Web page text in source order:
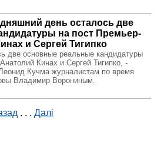
день осталось две
на пост Премьер-
и Сергей Тигипко
две основные реальные кандидатуры
Кинах и Сергей Тигипко, -
Кучма журналистам по время
Владимир Ворониным.
. . . Далі